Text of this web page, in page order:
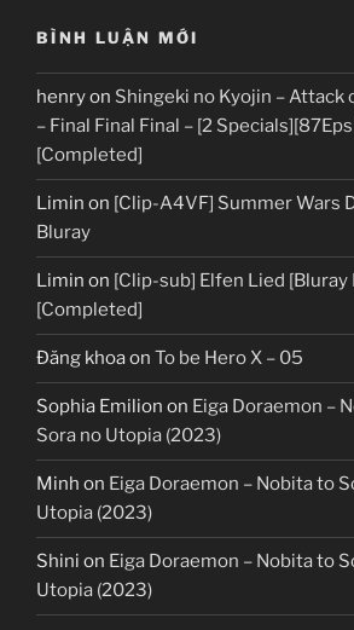
BÌNH LUẬN MỚI
henryon Shingeki no Kyojin – Attack
– Final Final Final – [2
[Completed]
Limin on [Clip-A4VF] Summer Wars
Bluray
Limin on [Clip-sub] Elfen Lied [Bluray
[Completed]
Đăng khoaon To be Hero X – 05
Sophia Emilion on Eiga Doraemon –
Sora no Utopia (2023)
Minh on Eiga Doraemon – Nobita to
Utopia (2023)
Shini on Eiga Doraemon – Nobita to
Utopia (2023)